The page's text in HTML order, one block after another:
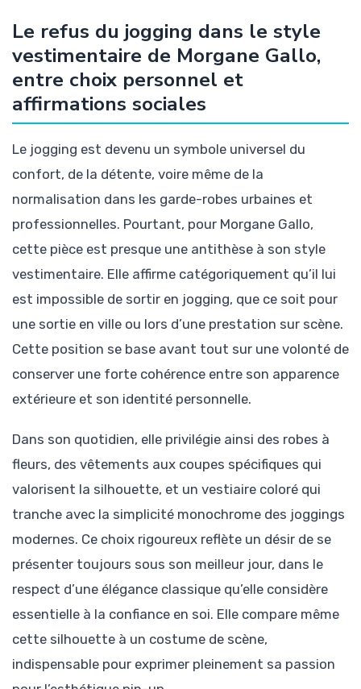
Le refus du jogging dans le style
vestimentaire de Morgane Gallo,
entre choix personnel et
affirmations sociales
Le jogging est devenu un symbole universel du
confort, de la détente, voire même de la
normalisation dans les garde-robes urbaines et
professionnelles. Pourtant, pour Morgane Gallo,
cette pièce est presque une antithèse à son style
vestimentaire. Elle affirme catégoriquement qu’il lui
est impossible de sortir en jogging, que ce soit pour
une sortie en ville ou lors d’une prestation sur scène.
Cette position se base avant tout sur une volonté de
conserver une forte cohérence entre son apparence
extérieure et son identité personnelle.
Dans son quotidien, elle privilégie ainsi des robes à
fleurs, des vêtements aux coupes spécifiques qui
valorisent la silhouette, et un vestiaire coloré qui
tranche avec la simplicité monochrome des joggings
modernes. Ce choix rigoureux reflète un désir de se
présenter toujours sous son meilleur jour, dans le
respect d’une élégance classique qu’elle considère
essentielle à la confiance en soi. Elle compare même
cette silhouette à un costume de scène,
indispensable pour exprimer pleinement sa passion